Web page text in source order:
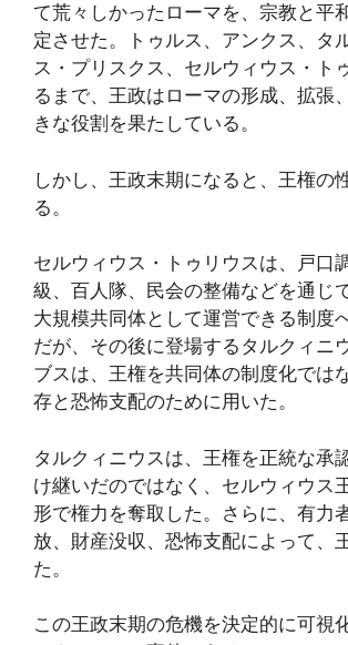
て荒々しかったローマを、宗教と平
定させた。トゥルス、アンクス、タ
ス・プリスクス、セルウィウス・ト
るまで、王政はローマの形成、拡張
きな役割を果たしている。
しかし、王政末期になると、王権の
る。
セルウィウス・トゥリウスは、戸口
級、百人隊、民会の整備などを通じ
大規模共同体として運営できる制度
だが、その後に登場するタルクィニ
ブスは、王権を共同体の制度化では
存と恐怖支配のために用いた。
タルクィニウスは、王権を正統な承
け継いだのではなく、セルウィウス
形で権力を奪取した。さらに、有力
放、財産没収、恐怖支配によって、
た。
この王政末期の危機を決定的に可視